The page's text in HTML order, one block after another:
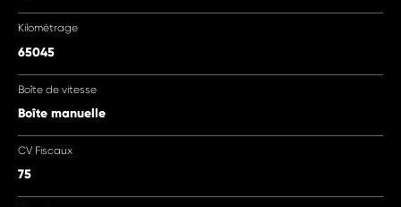
Kilométrage
65045
Boîte de vitesse
Boîte manuelle
CV Fiscaux
75